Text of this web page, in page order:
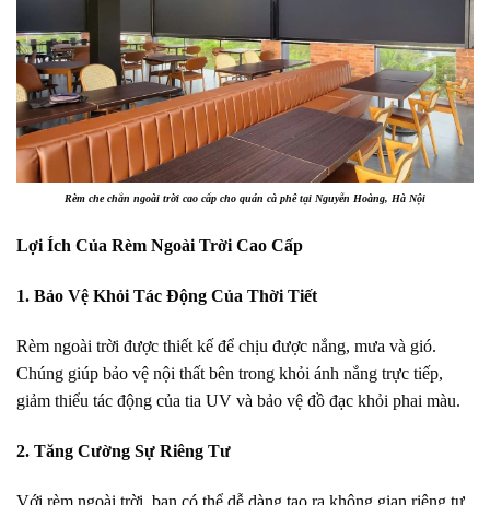
Rèm che chắn ngoài trời cao cấp cho quán cà phê tại Nguyễn Hoàng, Hà Nội
Lợi Ích Của Rèm Ngoài Trời Cao Cấp
1. Bảo Vệ Khỏi Tác Động Của Thời Tiết
Rèm ngoài trời được thiết kế để chịu được nắng, mưa và gió.
Chúng giúp bảo vệ nội thất bên trong khỏi ánh nắng trực tiếp,
giảm thiểu tác động của tia UV và bảo vệ đồ đạc khỏi phai màu.
2. Tăng Cường Sự Riêng Tư
Với rèm ngoài trời, bạn có thể dễ dàng tạo ra không gian riêng tư